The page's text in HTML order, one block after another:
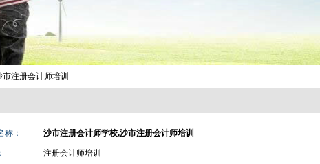
注册会计师培训
称： 沙市注册会计师学校,沙市注册会计师培训
注册会计师培训